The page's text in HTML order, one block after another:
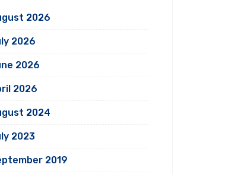
2026
2026
2026
2026
2024
2023
2019